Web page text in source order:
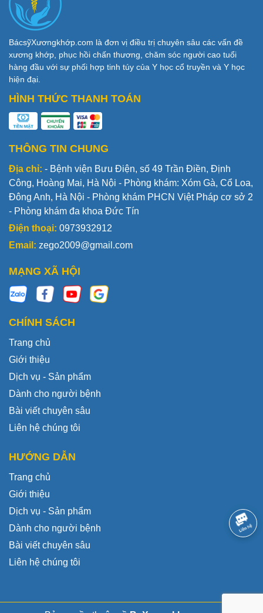
BácsỹXươngkhớp.com là đơn vị điều trị chuyên sâu các vấn đề
xương khớp, phục hồi chấn thương, chăm sóc người cao tuổi
hàng đầu với sự phối hợp tinh túy của Y học cổ truyền và Y học
hiện đại.
HÌNH THỨC THANH TOÁN
THÔNG TIN CHUNG
Địa chỉ: - Bệnh viện Bưu Điện, số 49 Trần Điền, Định
Công, Hoàng Mai, Hà Nội - Phòng khám: Xóm Gà, Cổ Loa,
Đông Anh, Hà Nội - Phòng khám PHCN Việt Pháp cơ sở 2
- Phòng khám đa khoa Đức Tín
Điện thoại: 0973932912
Email: zego2009@gmail.com
MẠNG XÃ HỘI
CHÍNH SÁCH
Trang chủ
Giới thiệu
Dịch vụ - Sản phẩm
Dành cho người bệnh
Bài viết chuyên sâu
Liên hệ chúng tôi
HƯỚNG DẪN
Trang chủ
Giới thiệu
Dịch vụ - Sản phẩm
Dành cho người bệnh
Bài viết chuyên sâu
Liên hệ chúng tôi